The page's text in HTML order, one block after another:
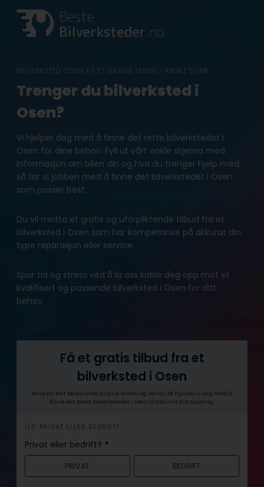
content
BILVERKSTED OSEN: FÅ ET GRATIS TILBUD • RASKT SVAR
Trenger du bilverksted i
Osen?
Vi hjelper deg med å finne det rette bilverkstedet i
Osen for dine behov. Fyll ut vårt enkle skjema med
informasjon om bilen din og hva du trenger hjelp med,
så tar vi jobben med å finne det bilverkstedet i Osen
som passer best.
Du vil motta et gratis og uforpliktende tilbud fra et
bilverksted i Osen som har kompetanse på akkurat din
type reparasjon eller service.
Spar tid og stress ved å la oss koble deg opp mot et
kvalifisert og passende bilverksted i Osen for ditt
behov.
Få et gratis tilbud fra et
bilverksted i Osen
Send en kort beskrivelse av dine ønsker og behov, så hjelper vi deg med å
finne det beste bilverkstedet i Osen til akkurat ditt oppdrag.
h
e
r
1/3: PRIVAT ELLER BEDRIFT?
Privat eller bedrift? *
PRIVAT BEDRIFT